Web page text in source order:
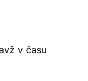
v času